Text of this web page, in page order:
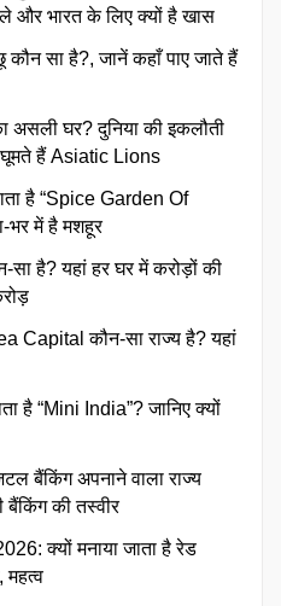
और भारत के लिए क्यों है खास
कौन सा है?, जानें कहाँ पाए जाते हैं
असली घर? दुनिया की इकलौती
हैं Asiatic Lions
है “Spice Garden Of
भर में है मशहूर
सा है? यहां हर घर में करोड़ों की
Capital कौन-सा राज्य है? यहां
है “Mini India”? जानिए क्यों
बैंकिंग अपनाने वाला राज्य
की तस्वीर
क्यों मनाया जाता है रेड
महत्व